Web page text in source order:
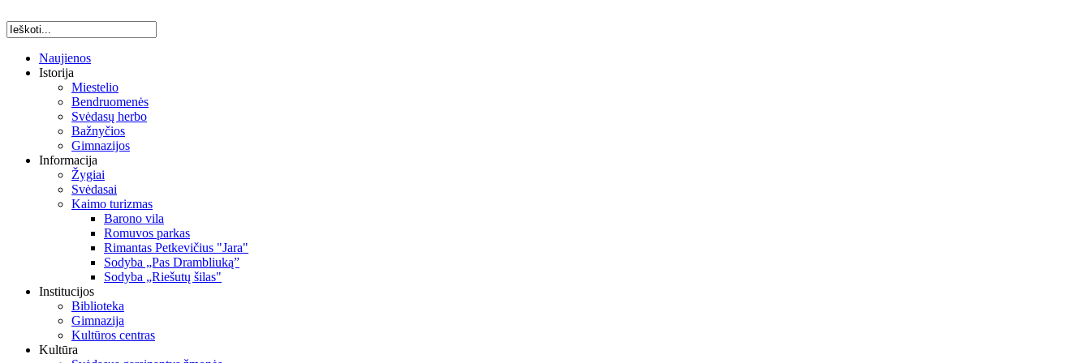
Naujienos
Istorija
Miestelio
Bendruomenės
Svėdasų herbo
Bažnyčios
Gimnazijos
Informacija
Žygiai
Svėdasai
Kaimo turizmas
Barono vila
Romuvos parkas
Rimantas Petkevičius "Jara"
Sodyba „Pas Drambliuką”
Sodyba „Riešutų šilas"
Institucijos
Biblioteka
Gimnazija
Kultūros centras
Kultūra